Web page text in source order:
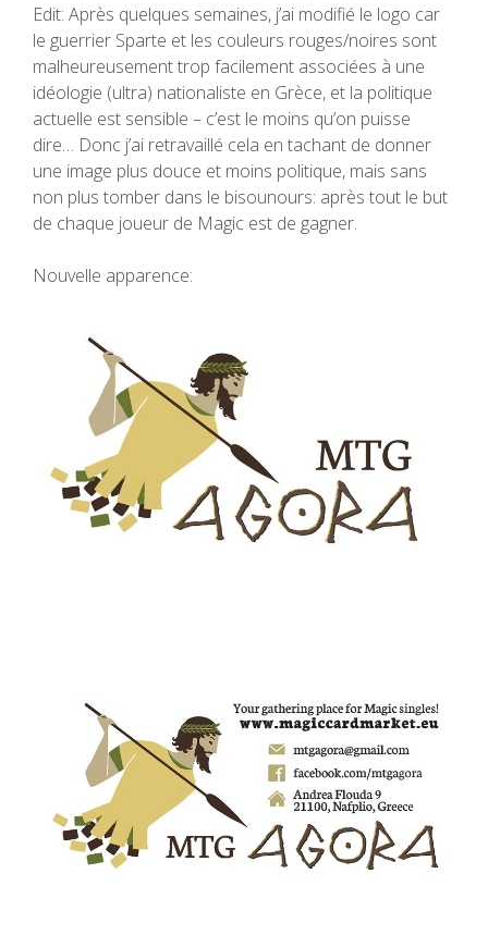
Edit: Après quelques semaines, j’ai modifié le logo car
le guerrier Sparte et les couleurs rouges/noires sont
malheureusement trop facilement associées à une
idéologie (ultra) nationaliste en Grèce, et la politique
actuelle est sensible – c’est le moins qu’on puisse
dire… Donc j’ai retravaillé cela en tachant de donner
une image plus douce et moins politique, mais sans
non plus tomber dans le bisounours: après tout le but
de chaque joueur de Magic est de gagner.
Nouvelle apparence: